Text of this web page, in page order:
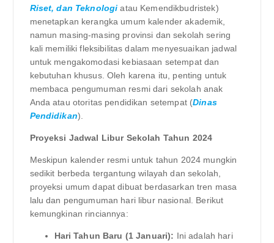
Riset, dan Teknologi atau Kemendikbudristek)
menetapkan kerangka umum kalender akademik,
namun masing-masing provinsi dan sekolah sering
kali memiliki fleksibilitas dalam menyesuaikan jadwal
untuk mengakomodasi kebiasaan setempat dan
kebutuhan khusus. Oleh karena itu, penting untuk
membaca pengumuman resmi dari sekolah anak
Anda atau otoritas pendidikan setempat (Dinas
Pendidikan).
Proyeksi Jadwal Libur Sekolah Tahun 2024
Meskipun kalender resmi untuk tahun 2024 mungkin
sedikit berbeda tergantung wilayah dan sekolah,
proyeksi umum dapat dibuat berdasarkan tren masa
lalu dan pengumuman hari libur nasional. Berikut
kemungkinan rinciannya:
Hari Tahun Baru (1 Januari): Ini adalah hari